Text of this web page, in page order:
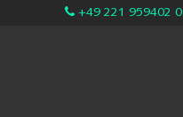
+49 221 959402 0